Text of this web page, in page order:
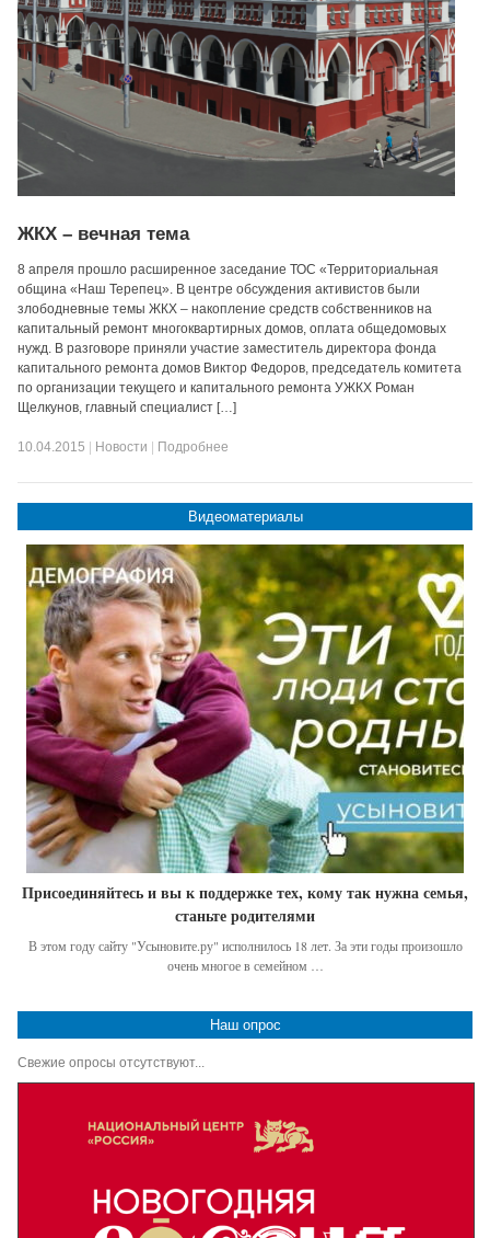
ЖКХ – вечная тема
8 апреля прошло расширенное заседание ТОС «Территориальная
община «Наш Терепец». В центре обсуждения активистов были
злободневные темы ЖКХ – накопление средств собственников на
капитальный ремонт многоквартирных домов, оплата общедомовых
нужд. В разговоре приняли участие заместитель директора фонда
капитального ремонта домов Виктор Федоров, председатель комитета
по организации текущего и капитального ремонта УЖКХ Роман
Щелкунов, главный специалист […]
10.04.2015 Новости Подробнее
Видеоматериалы
Присоединяйтесь и вы к поддержке тех, кому так нужна семья,
станьте родителями
В этом году сайту "Усыновите.ру" исполнилось 18 лет. За эти годы произошло
очень многое в семейном …
Наш опрос
Свежие опросы отсутствуют...